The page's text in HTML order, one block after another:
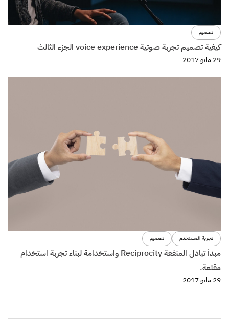
تصميم
كيفية تصميم تجربة صوتية voice experience الجزء الثالث
29 مايو 2017
تجربة المستخدم تصميم
مبدأ تبادل المنفعة Reciprocity واستخدامة لبناء تجربة استخدام
مقنعة.
29 مايو 2017